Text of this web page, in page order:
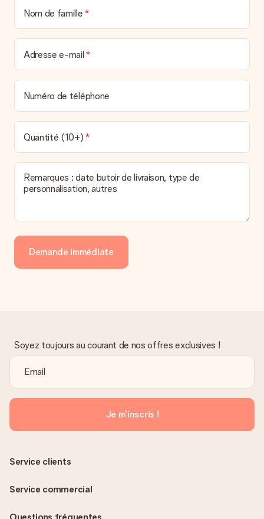
Nom de famille
Adresse e-mail
Numéro de téléphone
Quantité (10+)
Remarques : date butoir de livraison, type de
personnalisation, autres
Demande immédiate
Soyez toujours au courant de nos offres exclusives !
Je m'inscris !
Service clients
Service commercial